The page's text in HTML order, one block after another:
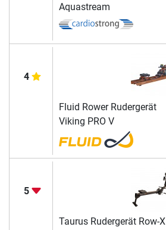
Aquastream
4
Fluid Rower Rudergerät
Viking PRO V
5
Taurus Rudergerät Row-X